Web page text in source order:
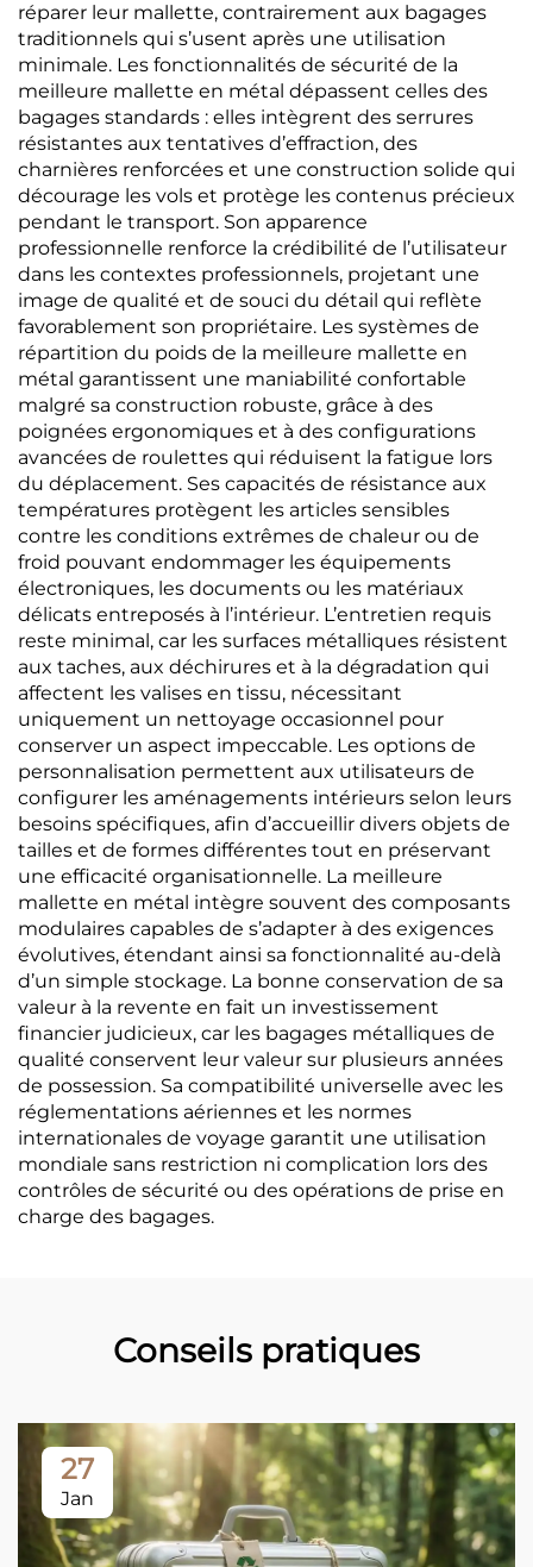
réparer leur mallette, contrairement aux bagages
traditionnels qui s’usent après une utilisation
minimale. Les fonctionnalités de sécurité de la
meilleure mallette en métal dépassent celles des
bagages standards : elles intègrent des serrures
résistantes aux tentatives d’effraction, des
charnières renforcées et une construction solide qui
décourage les vols et protège les contenus précieux
pendant le transport. Son apparence
professionnelle renforce la crédibilité de l’utilisateur
dans les contextes professionnels, projetant une
image de qualité et de souci du détail qui reflète
favorablement son propriétaire. Les systèmes de
répartition du poids de la meilleure mallette en
métal garantissent une maniabilité confortable
malgré sa construction robuste, grâce à des
poignées ergonomiques et à des configurations
avancées de roulettes qui réduisent la fatigue lors
du déplacement. Ses capacités de résistance aux
températures protègent les articles sensibles
contre les conditions extrêmes de chaleur ou de
froid pouvant endommager les équipements
électroniques, les documents ou les matériaux
délicats entreposés à l’intérieur. L’entretien requis
reste minimal, car les surfaces métalliques résistent
aux taches, aux déchirures et à la dégradation qui
affectent les valises en tissu, nécessitant
uniquement un nettoyage occasionnel pour
conserver un aspect impeccable. Les options de
personnalisation permettent aux utilisateurs de
configurer les aménagements intérieurs selon leurs
besoins spécifiques, afin d’accueillir divers objets de
tailles et de formes différentes tout en préservant
une efficacité organisationnelle. La meilleure
mallette en métal intègre souvent des composants
modulaires capables de s’adapter à des exigences
évolutives, étendant ainsi sa fonctionnalité au-delà
d’un simple stockage. La bonne conservation de sa
valeur à la revente en fait un investissement
financier judicieux, car les bagages métalliques de
qualité conservent leur valeur sur plusieurs années
de possession. Sa compatibilité universelle avec les
réglementations aériennes et les normes
internationales de voyage garantit une utilisation
mondiale sans restriction ni complication lors des
contrôles de sécurité ou des opérations de prise en
charge des bagages.
Conseils pratiques
27
Jan